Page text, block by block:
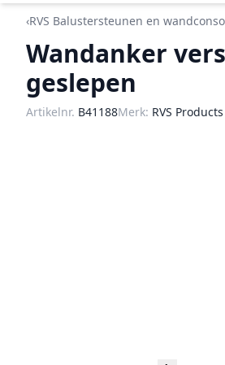
Ga naar de inhoud
‹RVS Balustersteunen en
Wandanker
geslepen
Artikelnr. B41188Merk: RVS Products